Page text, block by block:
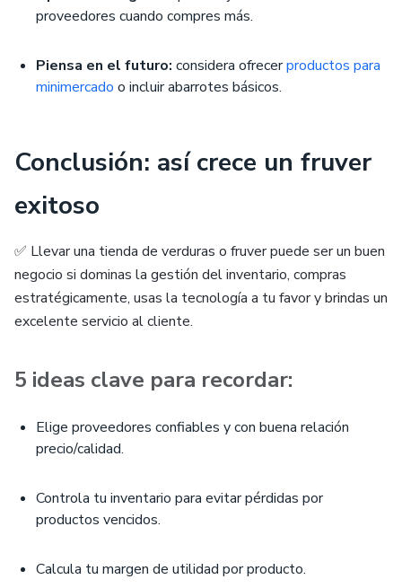
proveedores cuando compres más.
Piensa en el futuro: considera ofrecerproductos para
minimercado o incluir abarrotes básicos.
Conclusión: así crece un fruver
exitoso
✅ Llevar una tienda de verduras o fruver puede ser un buen
negocio si dominas la gestión del inventario, compras
estratégicamente, usas la tecnología a tu favor y brindas un
excelente servicio al cliente.
5 ideas clave para recordar:
Elige proveedores confiables y con buena relación
precio/calidad.
Controla tu inventario para evitar pérdidas por
productos vencidos.
Calcula tu margen de utilidad por producto.